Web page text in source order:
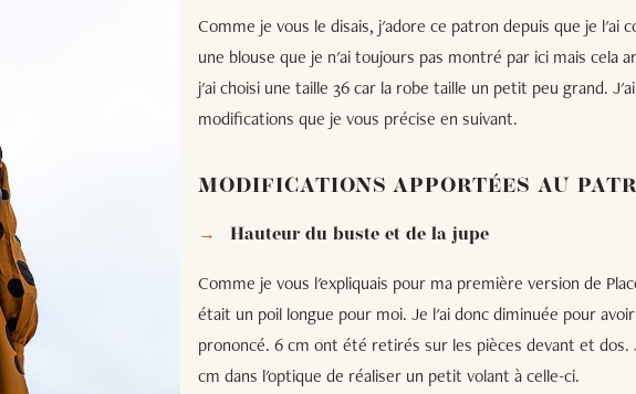
Comme je vous le disais, j'adore ce patron depuis que je l'ai
une blouse que je n'ai toujours pas montré par ici mais cela
j'ai choisi une taille 36 car la robe taille un petit peu grand.
modifications que je vous précise en suivant.
MODIFICATIONS APPORTÉES AU
Hauteur du buste et de la jupe
Comme je vous l'expliquais pour ma première version de
était un poil longue pour moi. Je l'ai donc diminuée pour
prononcé. 6 cm ont été retirés sur les pièces devant et dos.
cm dans l'optique de réaliser un petit volant à celle-ci.